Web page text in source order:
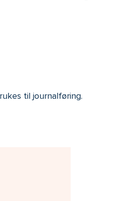
til journalføring.